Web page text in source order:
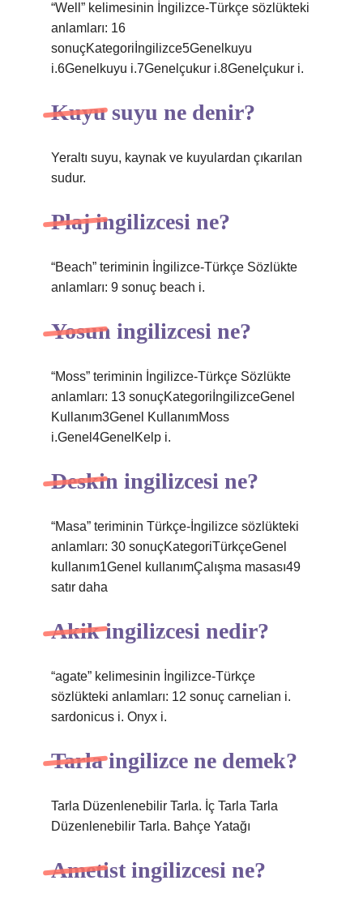
“Well” kelimesinin İngilizce-Türkçe sözlükteki
anlamları: 16
sonuçKategoriİngilizce5Genelkuyu
i.6Genelkuyu i.7Genelçukur i.8Genelçukur i.
Kuyu suyu ne denir?
Yeraltı suyu, kaynak ve kuyulardan çıkarılan
sudur.
Plaj ingilizcesi ne?
“Beach” teriminin İngilizce-Türkçe Sözlükte
anlamları: 9 sonuç beach i.
Yosun ingilizcesi ne?
“Moss” teriminin İngilizce-Türkçe Sözlükte
anlamları: 13 sonuçKategoriİngilizceGenel
Kullanım3Genel KullanımMoss
i.Genel4GenelKelp i.
Deskin ingilizcesi ne?
“Masa” teriminin Türkçe-İngilizce sözlükteki
anlamları: 30 sonuçKategoriTürkçeGenel
kullanım1Genel kullanımÇalışma masası49
satır daha
Akik ingilizcesi nedir?
“agate” kelimesinin İngilizce-Türkçe
sözlükteki anlamları: 12 sonuç carnelian i.
sardonicus i. Onyx i.
Tarla ingilizce ne demek?
Tarla Düzenlenebilir Tarla. İç Tarla Tarla
Düzenlenebilir Tarla. Bahçe Yatağı
Ametist ingilizcesi ne?